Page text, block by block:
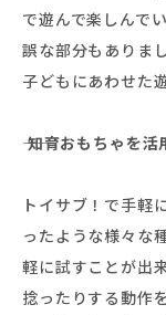
で遊んで楽しんで
誤な部分もありま
子どもにあわせた
―― 知育おもちゃを
トイサブ！で手軽
ったような様々な
軽に試すことが出
捻ったりする動作